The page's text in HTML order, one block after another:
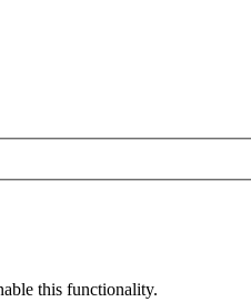
this functionality.